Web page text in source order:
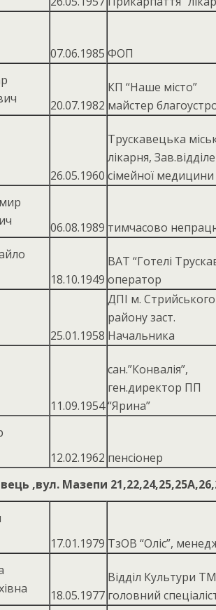
07.06.1985 ФОП
20.07.1982
КП “Наше місто”
майстер
26.05.1960
Трускавецька
лікарня,
сімейної медицини
06.08.1989 тимчасово
18.10.1949
ВАТ “Готелі
оператор
25.01.1958
ДПІ м. Стрийського
району заст.
Начальника
11.09.1954
сан.”Конвалія”,
ген.директор ПП
“Ярина”
12.02.1962 пенсіонер
,вул. Мазепи
17.01.1979 ТзОВ “Оліс”,
18.05.1977
Відділ Культури
головний